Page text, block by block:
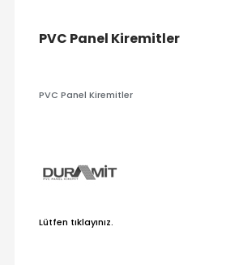
PVC Panel Kiremitler
PVC Panel Kiremitler
Lütfen tıklayınız.